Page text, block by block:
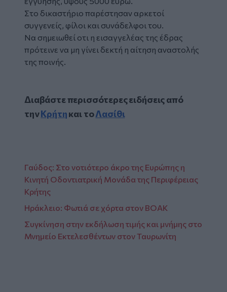
Στο δικαστήριο παρέστησαν αρκετοί
συγγενείς, φίλοι και συνάδελφοι του.
Να σημειωθεί οτι η εισαγγελέας της έδρας
πρότεινε να μη γίνει δεκτή η αίτηση αναστολής
της ποινής.
Διαβάστε περισσότερες ειδήσεις από
τηνΚρήτηκαι τοΛασίθι
Γαύδος: Στο νοτιότερο άκρο της Ευρώπης η
Κινητή Οδοντιατρική Μονάδα της Περιφέρειας
Κρήτης
Ηράκλειο: Φωτιά σε χόρτα στον ΒΟΑΚ
Συγκίνηση στην εκδήλωση τιμής και μνήμης στο
Μνημείο Εκτελεσθέντων στον Ταυρωνίτη